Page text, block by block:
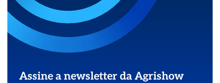
Assine a newsletter da Agrishow